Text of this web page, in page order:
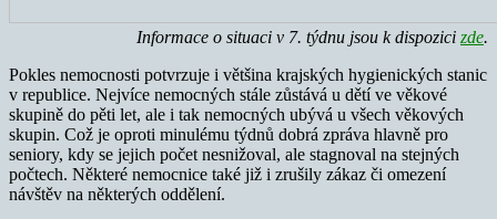
Informace o situaci v 7. týdnu jsou k dispozici zde.
Pokles nemocnosti potvrzuje i většina krajských hygienických stanic
v republice. Nejvíce nemocných stále zůstává u dětí ve věkové
skupině do pěti let, ale i tak nemocných ubývá u všech věkových
skupin. Což je oproti minulému týdnů dobrá zpráva hlavně pro
seniory, kdy se jejich počet nesnižoval, ale stagnoval na stejných
počtech. Některé nemocnice také již i zrušily zákaz či omezení
návštěv na některých oddělení.